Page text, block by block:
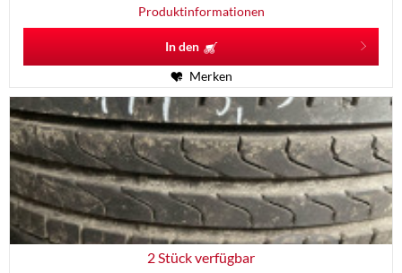
Produktinformationen
In den
Merken
2 Stück verfügbar